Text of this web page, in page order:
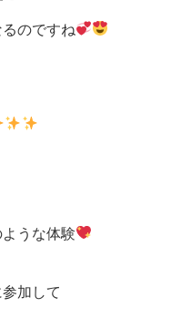
のですね
うな体験
加して